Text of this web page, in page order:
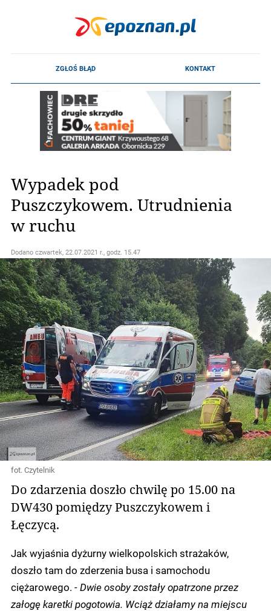
Wypadek pod
Puszczykowem. Utrudnienia
w ruchu
Dodano czwartek, 22.07.2021 r., godz. 15.47
fot. Czytelnik
Do zdarzenia doszło chwilę po 15.00 na
DW430 pomiędzy Puszczykowem i
Łęczycą.
Jak wyjaśnia dyżurny wielkopolskich strażaków,
doszło tam do zderzenia busa i samochodu
ciężarowego. - Dwie osoby zostały opatrzone przez
załogę karetki pogotowia. Wciąż działamy na miejscu